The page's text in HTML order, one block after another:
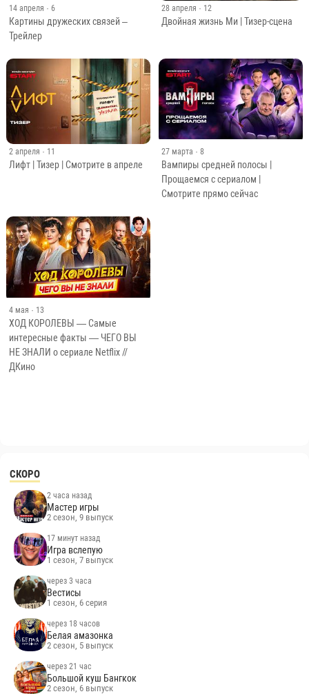
14 апреля · 6
Картины дружеских связей –
Трейлер
28 апреля · 12
Двойная жизнь Ми | Тизер-сцена
2 апреля · 11
Лифт | Тизер | Смотрите в апреле
27 марта · 8
Вампиры средней полосы |
Прощаемся с сериалом |
Смотрите прямо сейчас
4 мая · 13
ХОД КОРОЛЕВЫ — Самые
интересные факты — ЧЕГО ВЫ
НЕ ЗНАЛИ о сериале Netflix //
ДКино
СКОРО
2 часа назад
Мастер игры
2 сезон, 9 выпуск
17 минут назад
Игра вслепую
1 сезон, 7 выпуск
через 3 часа
Вестисы
1 сезон, 6 серия
через 18 часов
Белая амазонка
2 сезон, 5 выпуск
через 21 час
Большой куш Бангкок
2 сезон, 6 выпуск